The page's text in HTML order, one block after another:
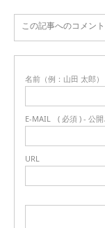
この記事へのコメン
名前（例：山田 太郎）
E-MAIL ( 必須 ) - 公
URL